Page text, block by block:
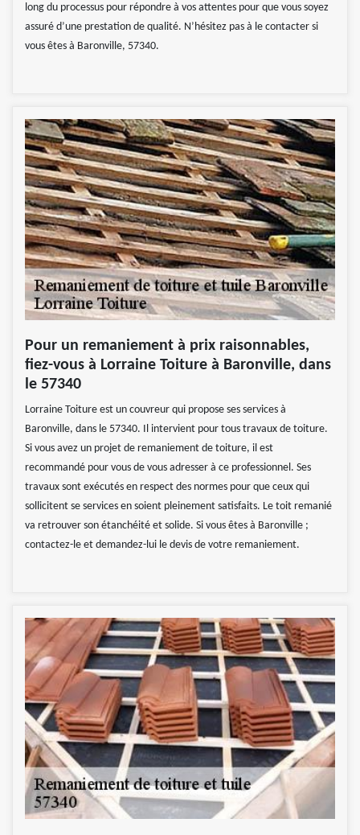
long du processus pour répondre à vos attentes pour que vous soyez
assuré d’une prestation de qualité. N’hésitez pas à le contacter si
vous êtes à Baronville, 57340.
Pour un remaniement à prix raisonnables,
fiez-vous à Lorraine Toiture à Baronville, dans
le 57340
Lorraine Toiture est un couvreur qui propose ses services à
Baronville, dans le 57340. Il intervient pour tous travaux de toiture.
Si vous avez un projet de remaniement de toiture, il est
recommandé pour vous de vous adresser à ce professionnel. Ses
travaux sont exécutés en respect des normes pour que ceux qui
sollicitent se services en soient pleinement satisfaits. Le toit remanié
va retrouver son étanchéité et solide. Si vous êtes à Baronville ;
contactez-le et demandez-lui le devis de votre remaniement.